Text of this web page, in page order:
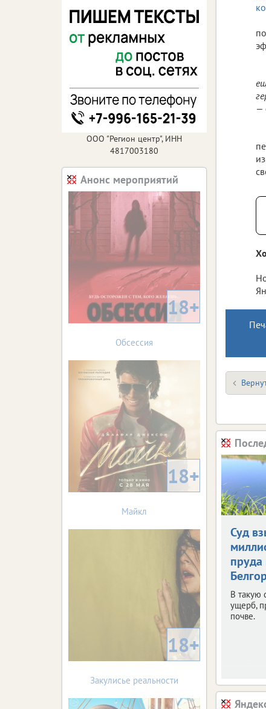
—
Суд
пруда
В такую
ущерб,
почве.
ООО "Регион центр", ИНН
4817003180
Анонс мероприятий
18+
Обсессия
18+
Майкл
18+
Закулисье реальности